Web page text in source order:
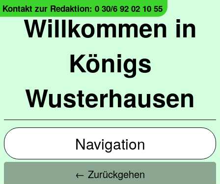
Willkommen in
Königs
Wusterhausen
Kontakt zur Redaktion: 0 30/6 92 02 10 55
Navigation
← Zurückgehen